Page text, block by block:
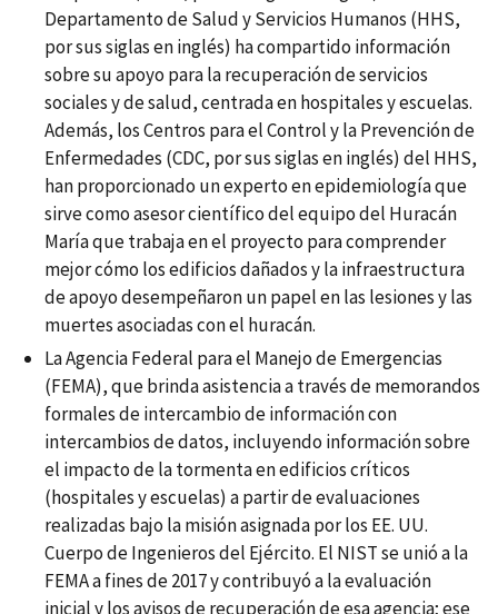
Departamento de Salud y Servicios Humanos (HHS,
por sus siglas en inglés) ha compartido información
sobre su apoyo para la recuperación de servicios
sociales y de salud, centrada en hospitales y escuelas.
Además, los Centros para el Control y la Prevención de
Enfermedades (CDC, por sus siglas en inglés) del HHS,
han proporcionado un experto en epidemiología que
sirve como asesor científico del equipo del Huracán
María que trabaja en el proyecto para comprender
mejor cómo los edificios dañados y la infraestructura
de apoyo desempeñaron un papel en las lesiones y las
muertes asociadas con el huracán.
La Agencia Federal para el Manejo de Emergencias
(FEMA), que brinda asistencia a través de memorandos
formales de intercambio de información con
intercambios de datos, incluyendo información sobre
el impacto de la tormenta en edificios críticos
(hospitales y escuelas) a partir de evaluaciones
realizadas bajo la misión asignada por los EE. UU.
Cuerpo de Ingenieros del Ejército. El NIST se unió a la
FEMA a fines de 2017 y contribuyó a la evaluación
inicial y los avisos de recuperación de esa agencia; ese